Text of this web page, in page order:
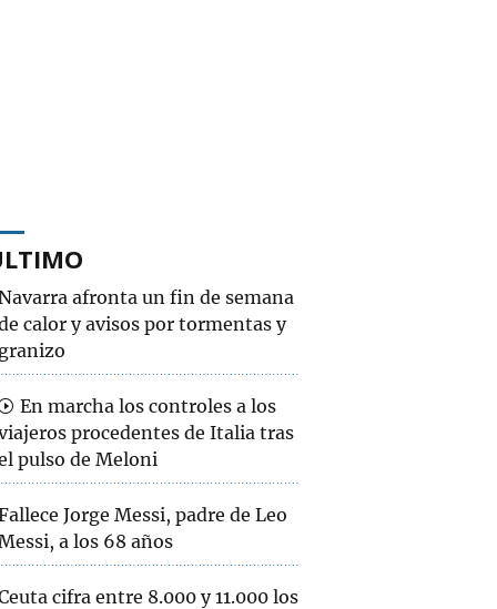
afronta un fin de semana
calor y avisos por tormentas y
granizo
En marcha los controles a los
procedentes de Italia tras
pulso de Meloni
Jorge Messi, padre de Leo
a los 68 años
cifra entre 8.000 y 11.000 los